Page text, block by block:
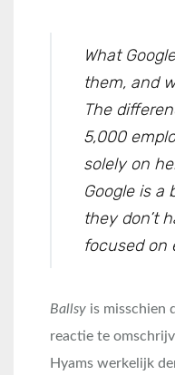
What
them, and
The
5,000
solely on
Google is a
they don’t
focused on
Ballsy is misschien
reactie te
Hyams werkelijk